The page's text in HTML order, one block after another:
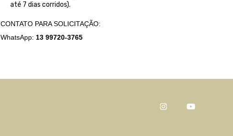
até 7 dias corridos).
CONTATO PARA SOLICITAÇÃO:
WhatsApp: 13 99720-3765